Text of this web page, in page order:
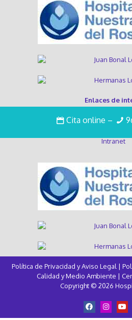
Cita online –
Enlaces de
Trabaja con
Intranet
Política de Privacidad y Aviso Legal |
Calidad y Medio Ambiente |
Copyright © 2026